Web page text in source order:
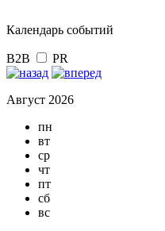
Календарь событий
B2B PR
Август 2026
пн
вт
ср
чт
пт
сб
вс